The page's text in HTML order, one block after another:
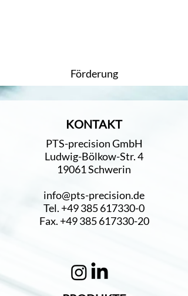
Förderung
KONTAKT
PTS-precision GmbH
Ludwig-Bölkow-Str. 4
19061 Schwerin
info@pts-precision.de
Tel.+49 385 617330-0
Fax. +49 385 617330-20